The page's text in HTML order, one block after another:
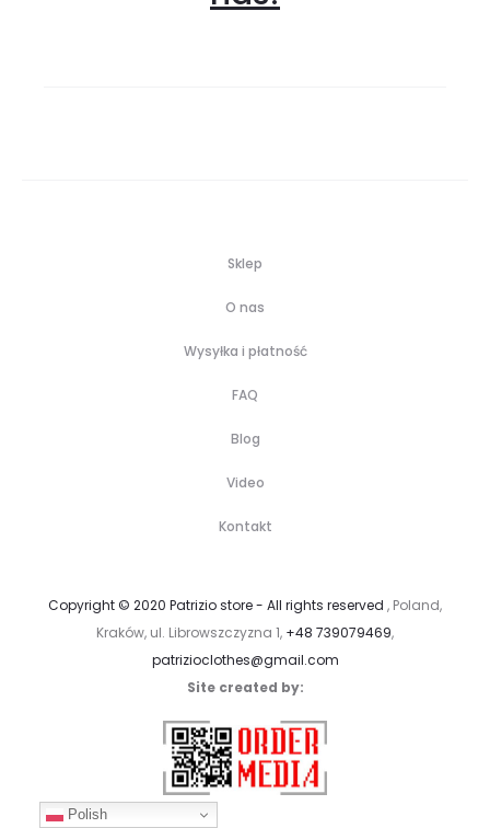
Sklep
O nas
Wysyłka i płatność
FAQ
Blog
Video
Kontakt
Copyright © 2020 Patrizio store - All rights reserved , Poland,
Kraków, ul. Librowszczyzna 1, +48 739079469,
patrizioclothes@gmail.com
Site created by:
Polish